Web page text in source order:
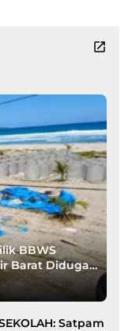
BBWS
Barat Diduga
Satpam